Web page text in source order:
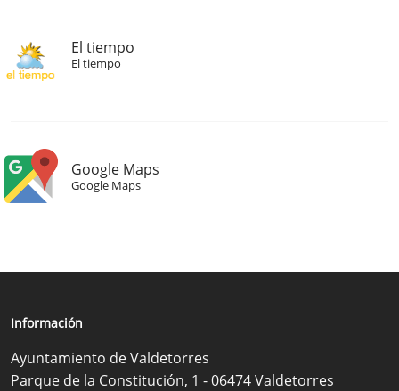
El tiempo
El tiempo
Google Maps
Google Maps
Información
Ayuntamiento de Valdetorres
Parque de la Constitución, 1 - 06474 Valdetorres